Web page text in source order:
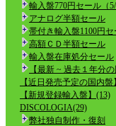
輸入盤770円セール（5/
アナログ半額セール
帯付き輸入盤1100円セ
高額ＣＤ半額セール
輸入盤在庫処分セール
【最新 ~ 過去１年分の
【近日発売予定の国内盤
【新規登録輸入盤】(13)
DISCOLOGIA(29)
弊社独自制作・復刻